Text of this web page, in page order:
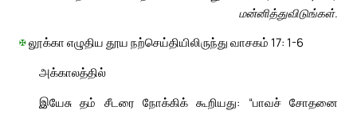
மன்னித்துவிடுங்கள்.
✠லூக்கா எழுதிய தூய நற்செய்தியிலிருந்து வாசகம் 17: 1-6
அக்காலத்தில்
இயேசு தம் சீடரை நோக்கிக் கூறியது: “பாவச் சோதனை